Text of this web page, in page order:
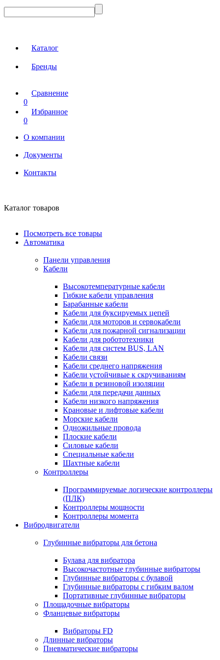
Каталог
Бренды
Сравнение
0
Избранное
0
О компании
Документы
Контакты
Каталог товаров
Посмотреть все товары
Автоматика
Панели управления
Кабели
Высокотемпературные кабели
Гибкие кабели управления
Барабанные кабели
Кабели для буксируемых цепей
Кабели для моторов и сервокабели
Кабели для пожарной сигнализации
Кабели для робототехники
Кабели для систем BUS, LAN
Кабели связи
Кабели среднего напряжения
Кабели устойчивые к скручиваниям
Кабели в резиновой изоляции
Кабели для передачи данных
Кабели низкого напряжения
Крановые и лифтовые кабели
Морские кабели
Одножильные провода
Плоские кабели
Силовые кабели
Специальные кабели
Шахтные кабели
Контроллеры
Программируемые логические контроллеры
(ПЛК)
Контроллеры мощности
Контроллеры момента
Вибродвигатели
Глубинные вибраторы для бетона
Булава для вибратора
Высокочастотные глубинные вибраторы
Глубинные вибраторы с булавой
Глубинные вибраторы с гибким валом
Портативные глубинные вибраторы
Площадочные вибраторы
Фланцевые вибраторы
Вибраторы FD
Длинные вибраторы
Пневматические вибраторы